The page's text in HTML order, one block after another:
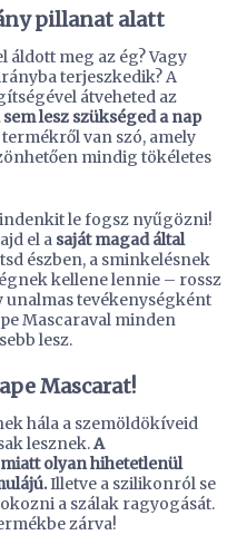
pillanat alatt
áldott meg az ég? Vagy
terjeszkedik? A
átveheted az
lesz szükséged a nap
van szó, amely
mindig tökéletes
le fogsz nyűgözni!
el a saját magad által
észben, a sminkelésnek
kellene lennie – rossz
unalmas tevékenységként
Mascaraval minden
lesz.
Mascarat!
hála a szemöldökíveid
lesznek.A
olyan hihetetlenül
Illetve a szilikonról se
a szálak ragyogását.
zárva!